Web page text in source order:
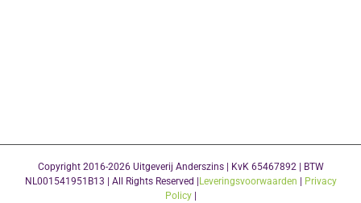
Copyright 2016-2026 Uitgeverij Anderszins | KvK 65467892 | BTW
NL001541951B13 | All Rights Reserved |Leveringsvoorwaarden | Privacy
Policy|